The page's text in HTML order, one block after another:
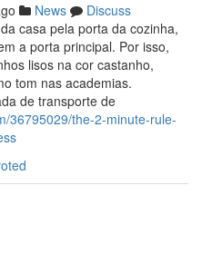
News
Discuss
casa pela porta da cozinha,
a porta principal. Por isso,
lisos na cor castanho,
tom nas academias.
de transporte de
36795029/the-2-minute-rule-